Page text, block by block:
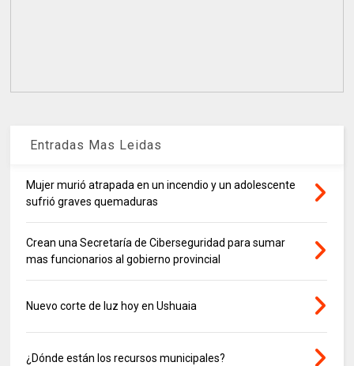
Entradas Mas Leidas
Mujer murió atrapada en un incendio y un adolescente
sufrió graves quemaduras
Crean una Secretaría de Ciberseguridad para sumar
mas funcionarios al gobierno provincial
Nuevo corte de luz hoy en Ushuaia
¿Dónde están los recursos municipales?